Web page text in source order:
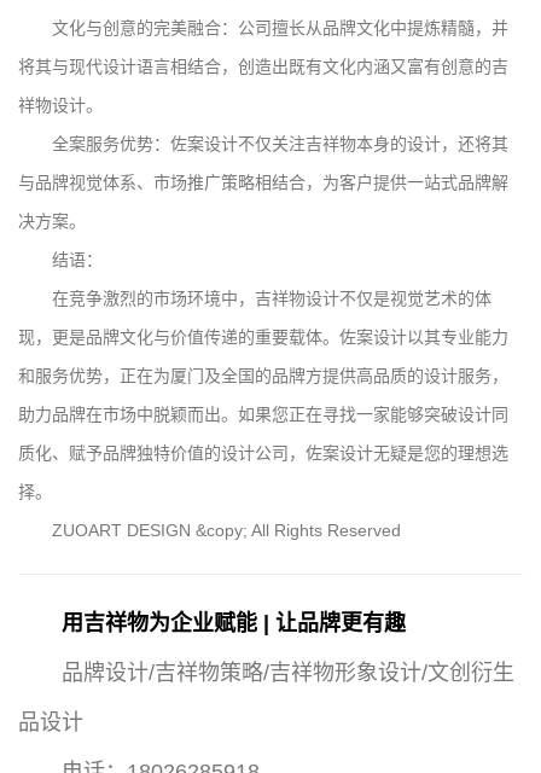
文化与创意的完美融合：公司擅长从品牌文化中提炼精髓，并
将其与现代设计语言相结合，创造出既有文化内涵又富有创意的吉
祥物设计。
全案服务优势：佐案设计不仅关注吉祥物本身的设计，还将其
与品牌视觉体系、市场推广策略相结合，为客户提供一站式品牌解
决方案。
结语：
在竞争激烈的市场环境中，吉祥物设计不仅是视觉艺术的体
现，更是品牌文化与价值传递的重要载体。佐案设计以其专业能力
和服务优势，正在为厦门及全国的品牌方提供高品质的设计服务，
助力品牌在市场中脱颖而出。如果您正在寻找一家能够突破设计同
质化、赋予品牌独特价值的设计公司，佐案设计无疑是您的理想选
择。
ZUOART DESIGN &copy; All Rights Reserved
用吉祥物为企业赋能 | 让品牌更有趣
品牌设计/吉祥物策略/吉祥物形象设计/文创衍生
品设计